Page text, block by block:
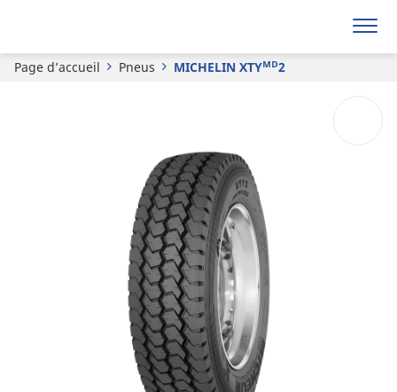
Page d’accueil Pneus MICHELIN XTYᴹᴰ2